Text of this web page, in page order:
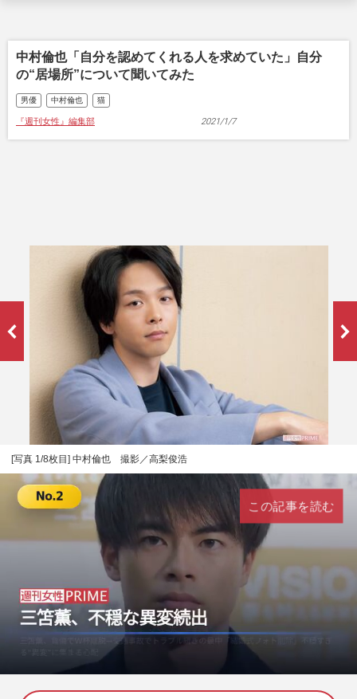
中村倫也「自分を認めてくれる人を求めていた」自分
の“居場所”について聞いてみた
男優 中村倫也 猫
『週刊女性』編集部 2021/1/7
[写真 1/8枚目] 中村倫也 撮影／高梨俊浩
n
u
o
d
この記事を読む